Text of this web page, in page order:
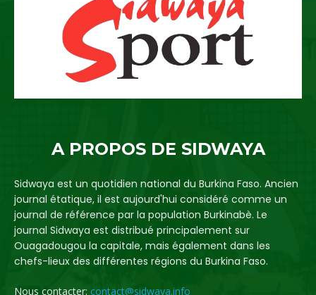
A PROPOS DE SIDWAYA
Sidwaya est un quotidien national du Burkina Faso. Ancien
journal étatique, il est aujourd'hui considéré comme un
journal de référence par la population Burkinabè. Le
journal Sidwaya est distribué principalement sur
Ouagadougou la capitale, mais également dans les
chefs-lieux des différentes régions du Burkina Faso.
Nous contacter: contact@sidwaya.info